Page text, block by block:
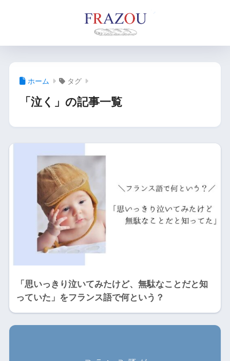
ホーム タグ
「泣く」の記事一覧
「思いっきり泣いてみたけど、無駄なことだと知
っていた」をフランス語で何という？